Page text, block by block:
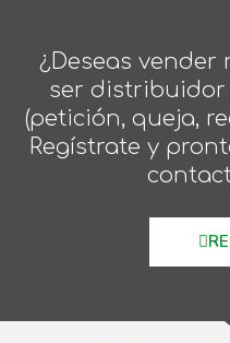
¿Deseas vender
ser distribuidor
(petición, queja,
Regístrate y